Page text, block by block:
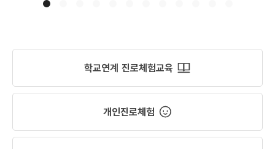
학교연계 진로체험교육
개인진로체험